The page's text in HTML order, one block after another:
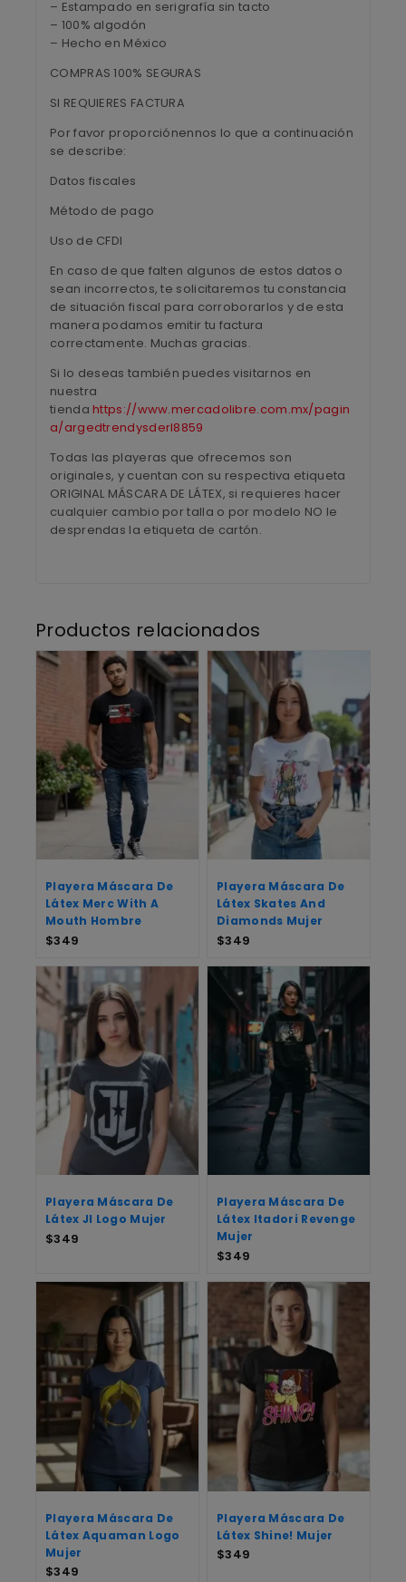
– Estampado en serigrafía sin tacto
– 100% algodón
– Hecho en México
COMPRAS 100% SEGURAS
SI REQUIERES FACTURA
Por favor proporciónennos lo que a continuación
se describe:
Datos fiscales
Método de pago
Uso de CFDI
En caso de que falten algunos de estos datos o
sean incorrectos, te solicitaremos tu constancia
de situación fiscal para corroborarlos y de esta
manera podamos emitir tu factura
correctamente. Muchas gracias.
Si lo deseas también puedes visitarnos en
nuestra
tiendahttps://www.mercadolibre.com.mx/pagin
a/argedtrendysderl8859
Todas las playeras que ofrecemos son
originales, y cuentan con su respectiva etiqueta
ORIGINAL MÁSCARA DE LÁTEX, si requieres hacer
cualquier cambio por talla o por modelo NO le
desprendas la etiqueta de cartón.
Productos relacionados
Playera Máscara De
Látex Merc With A
Mouth Hombre
$349
Playera Máscara De
Látex Skates And
Diamonds Mujer
$349
Playera Máscara De
Látex Jl Logo Mujer
$349
Playera Máscara De
Látex Itadori Revenge
Mujer
$349
Playera Máscara De
Látex Aquaman Logo
Mujer
$349
Playera Máscara De
Látex Shine! Mujer
$349